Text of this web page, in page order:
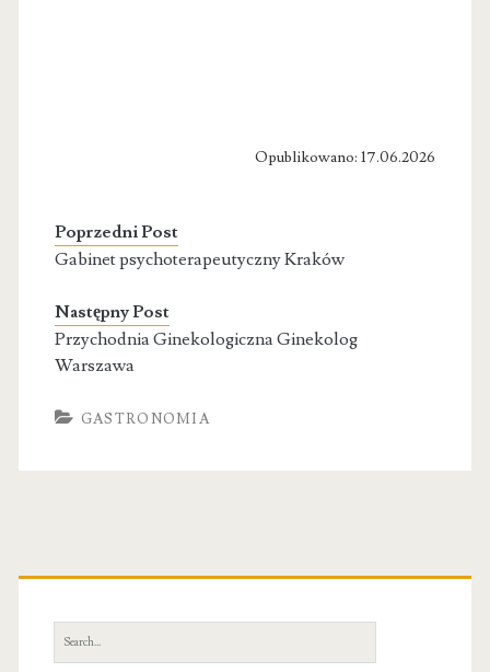
Opublikowano: 17.06.2026
Poprzedni Post
Gabinet psychoterapeutyczny Kraków
Następny Post
Przychodnia Ginekologiczna Ginekolog
Warszawa
GASTRONOMIA
Primary
Sidebar
Search
for: